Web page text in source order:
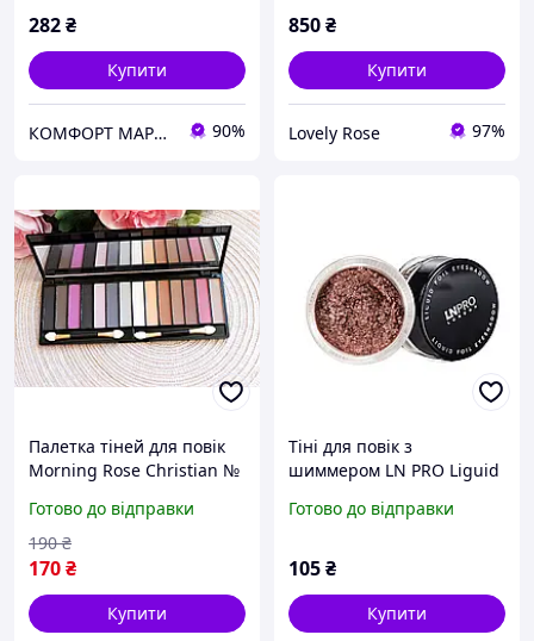
282₴
Купити
КОМФОРТ МАРКЕТ 90%
850₴
Купити
Lovely Rose 97%
Палетка тіней для повік
Morning Rose Christian №
Готово до відправки
170₴
190 ₴
Купити
Тіні для повік з
шиммером LN PRO Liguid
Готово до відправки
105₴
Купити